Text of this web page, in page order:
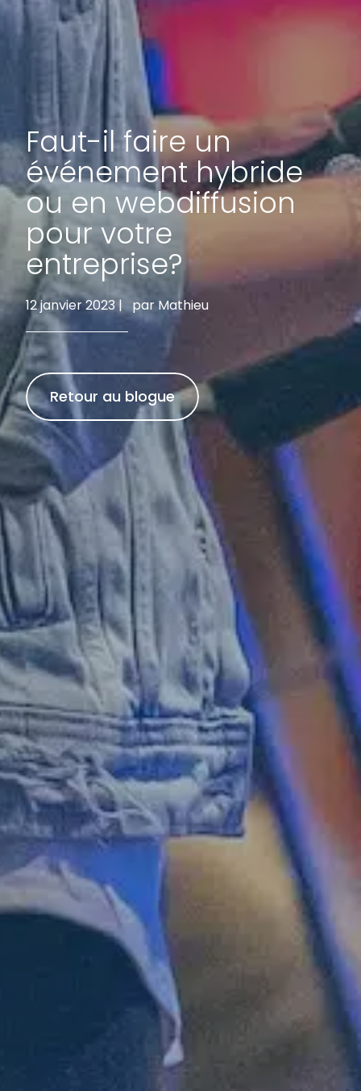
Faut-il faire un
événement hybride
ou en webdiffusion
pour votre
entreprise?
12 janvier 2023 | par Mathieu
Retour au blogue